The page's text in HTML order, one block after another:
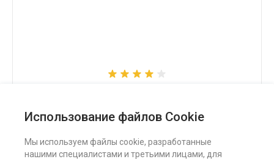
Использование файлов Cookie
Мы используем файлы cookie, разработанные
нашими специалистами и третьими лицами, для
324 500 ₽